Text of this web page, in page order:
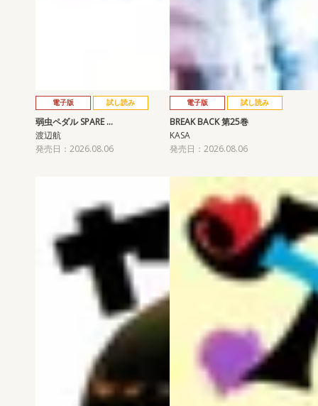
電子版 試し読み
弱虫ペダル SPARE …
渡辺航
発売日：2026.08.06
電子版 試し読み
BREAK BACK 第25巻
KASA
発売日：2026.08.06